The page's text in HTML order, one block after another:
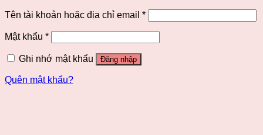
Tên tài khoản hoặc địa chỉ email *
Mật khẩu *
Ghi nhớ mật khẩu Đăng nhập
Quên mật khẩu?